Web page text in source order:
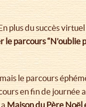
plus du succès
le parcours “N’oublie
le parcours
en fin de journée
Maison du Père Noël